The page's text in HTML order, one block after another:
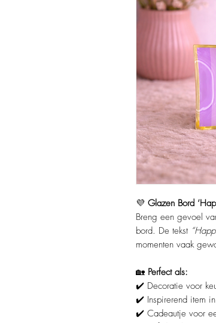
💜 Glazen Bord
Breng een gevoel
bord. De tekst
momenten vaak
🏡 Perfect als:
✔️ Decoratie voor
✔️ Inspirerend item
✔️ Cadeautje voor